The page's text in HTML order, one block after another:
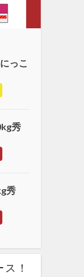
っこ
秀
秀
！